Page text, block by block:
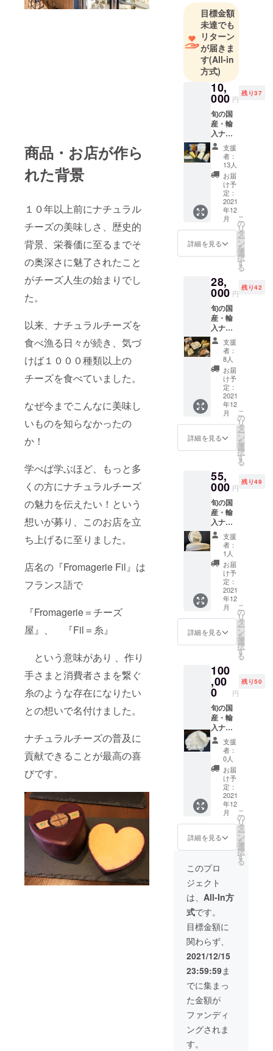
商品・お店が作ら
れた背景
１０年以上前にナチュラル
チーズの美味しさ、歴史的
背景、栄養価に至るまでそ
の奥深さに魅了されたこと
がチーズ人生の始まりでし
た。
以来、ナチュラルチーズを
食べ漁る日々が続き、気づ
けば１０００種類以上の
チーズを食べていました。
なぜ今までこんなに美味し
いものを知らなかったの
か！
学べば学ぶほど、もっと多
くの方にナチュラルチーズ
の魅力を伝えたい！という
想いが募り、このお店を立
ち上げるに至りました。
店名の『Fromagerie Fil』は
フランス語で
『Fromagerie＝チーズ
屋』、 『Fil＝糸』
という意味があり 、作り
手さまと消費者さまを繋ぐ
糸のような存在になりたい
との想いで名付けました。
ナチュラルチーズの普及に
貢献できることが最高の喜
びです。
目標金額
未達でも
リターン
が届きま
す(All-in
方式)
10,
000 円
残り37
旬の国
産・輸
入ナ
チュラ
ルチー
ズの詰
め合わ
せ￥１
０００
０相当
をお届
けしま
す。 そ
の時に
一番美
チーズ
を厳選
し、５
～7種類
（約６
００ｇ
～7００
ｇ）と
チーズ
をより
楽しん
で頂く
ための
食材
（ジャ
ムや蜂
蜜、ク
詰め合
わせて
しま
す。 お
届けし
たチー
ズにつ
いて
は、そ
の特徴
や食べ
方など
の解説
が付き
ます。
※クール
¥1600
につい
ては全
せてい
ただい
ており
ます。
（お送
りする
商品は
¥10000
相当の
内容と
なって
おりま
す。）
※発送
年１２
日頃を
予定し
す。
（クリ
スマス
前必
着） ※
前回の
クラウ
ンディ
ングで
した内
支援
者：
13人
お届
け予
定：
2021
年12
月
詳細を見る
こ
の
リ
タ
ー
ン
を
選
択
す
る
28,
000 円
残り42
旬の国
産・輸
入ナ
チュラ
ルチー
ズの詰
め合わ
せ￥１
０００
０相当
をお届
けしま
す。 そ
の時に
一番美
チーズ
を厳選
し、５
～７種
類（約
６００
ｇ～７
００
ｇ）と
チーズ
をより
楽しん
で頂く
ための
食材
（ジャ
ムや蜂
ど）を
詰め合
わせて
お届け
しま
す。 お
届けし
たチー
ズにつ
いて
は、そ
の特徴
や食べ
方など
の解説
が付き
ます。
※クール
〜
につい
ては全
て含ま
せてい
ただい
ており
ます。
（お送
商品は1
便
¥10000
相当の
内容で3
回お送
りしま
支援
者：
8人
お届
け予
定：
2021
年12
月
詳細を見る
こ
の
リ
タ
ー
ン
を
選
択
す
る
55,
000 円
残り49
旬の国
産・輸
入ナ
チュラ
ルチー
ズの詰
め合わ
せ￥１
０００
０相当
をお届
けしま
す。 そ
の時に
一番美
チーズ
を厳選
し、５
～７種
類（約
６００
ｇ～７
００
ｇ）と
チーズ
をより
楽しん
で頂く
ための
食材
（ジャ
ムや蜂
蜜、ク
ラッ
ど）を
詰め合
わせて
お届け
しま
す。 お
届けし
たチー
ズにつ
いて
は、そ
の特徴
や食べ
方など
の解説
が付き
ます。
※クール
支援
者：
1人
お届
け予
定：
2021
年12
月
詳細を見る
こ
の
リ
タ
ー
ン
を
選
択
す
る
100
,00
0 円
残り50
旬の国
産・輸
入ナ
チュラ
ルチー
ズの詰
め合わ
せ￥１
０００
０相当
をお届
けしま
す。 そ
の時に
一番美
状態の
チーズ
を厳選
し、５
～８種
類（約
６００
ｇ～８
００
ｇ）と
チーズ
をより
楽しん
で頂く
ための
食材
（ジャ
ムや蜂
支援
者：
0人
お届
け予
定：
2021
年12
月
詳細を見る
こ
の
リ
タ
ー
ン
を
選
択
す
る
このプロ
ジェクト
は、 All-In方
式です。
目標金額に
関わらず、
2021/12/15
23:59:59ま
でに集まっ
た金額が
ファンディ
ングされま
す。